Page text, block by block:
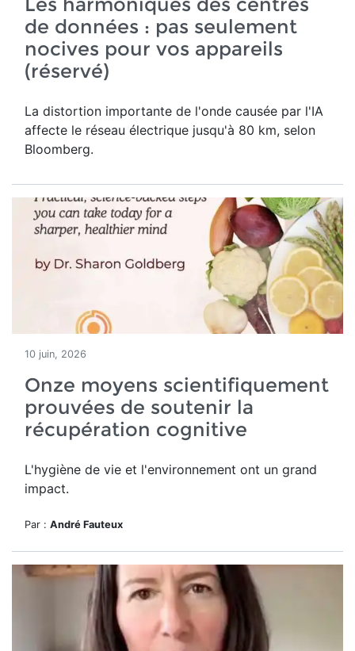
de données : pas seulement
nocives pour vos appareils
(réservé)
La distortion importante de l'onde causée par l'IA
affecte le réseau électrique jusqu'à 80 km, selon
Bloomberg.
10 juin, 2026
Onze moyens scientifiquement
prouvées de soutenir la
récupération cognitive
L'hygiène de vie et l'environnement ont un grand
impact.
Par : André Fauteux